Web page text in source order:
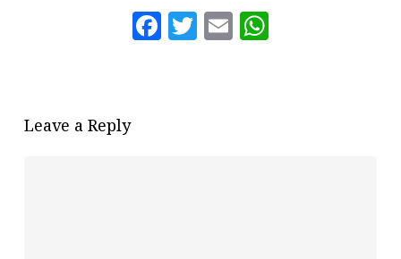
Facebook
Twitter
Email
Leave a Reply